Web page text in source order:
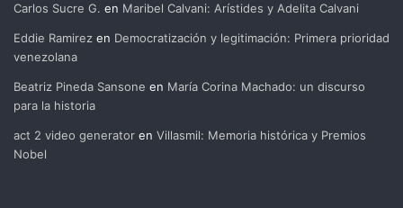
Carlos Sucre G. en Maribel Calvani: Arístides y Adelita Calvani
Eddie Ramirez en Democratización y legitimación: Primera prioridad
venezolana
Beatriz Pineda Sansone en María Corina Machado: un discurso
para la historia
act 2 video generator en Villasmil: Memoria histórica y Premios
Nobel